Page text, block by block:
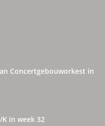
Concertgebouworkest in
in week 32